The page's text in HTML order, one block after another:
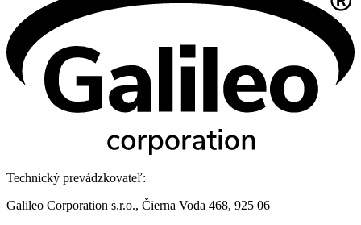
Technický prevádzkovateľ:
Galileo Corporation s.r.o., Čierna Voda 468, 925 06